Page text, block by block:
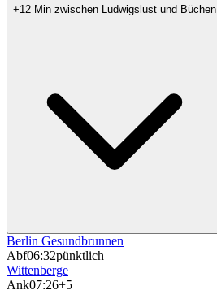
+12 Min zwischen Ludwigslust und Büchen
Berlin Gesundbrunnen
Abf06:32pünktlich
Wittenberge
Ank07:26+5